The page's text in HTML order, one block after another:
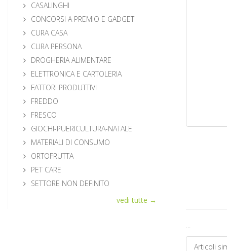
CASALINGHI
CONCORSI A PREMIO E GADGET
CURA CASA
CURA PERSONA
DROGHERIA ALIMENTARE
ELETTRONICA E CARTOLERIA
FATTORI PRODUTTIVI
FREDDO
FRESCO
GIOCHI-PUERICULTURA-NATALE
MATERIALI DI CONSUMO
ORTOFRUTTA
PET CARE
SETTORE NON DEFINITO
vedi tutte →
...
Articoli